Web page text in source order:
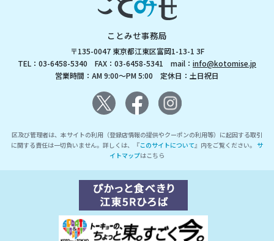
ことみせ事務局
〒135-0047 東京都江東区富岡1-13-1 3F
TEL：03-6458-5340 FAX：03-6458-5341 mail： info@kotomise.jp
営業時間：AM 9:00～PM 5:00 定休日：土日祝日
区及び管理者は、本サイトの利用（登録店情報の提供やクーポンの利用等）に起因する取引
に関する責任は一切負いません。詳しくは、『このサイトについて』内をご覧ください。 サ
イトマップはこちら